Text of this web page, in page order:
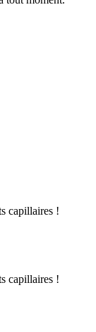
capillaires !
capillaires !